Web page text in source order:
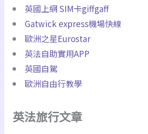
英國上網 SIM卡giffgaff
Gatwick express機場快線
歐洲之星Eurostar
英法自助實用APP
英國自駕
歐洲自由行教學
英法旅行文章